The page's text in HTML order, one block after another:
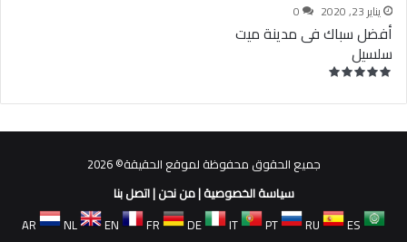
يناير 23, 2020 0
أفضل سباك فى مدينة ميت
سلسيل
جميع الحقوق محفوظة لموقع الحقيقة© 2026
سياسة الخصوصية|من نحن|اتصل بنا
AR
NL EN FR DE IT PT RU
ES